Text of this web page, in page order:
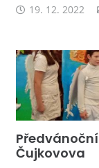
19. 12. 2022
Čujkovova